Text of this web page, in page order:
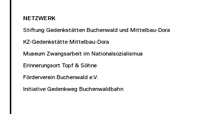
NETZWERK
Stiftung Gedenkstätten Buchenwald und Mittelbau-Dora
KZ-Gedenkstätte Mittelbau-Dora
Museum Zwangsarbeit im Nationalsozialismus
Erinnerungsort Topf & Söhne
Förderverein Buchenwald e.V.
Initiative Gedenkweg Buchenwaldbahn